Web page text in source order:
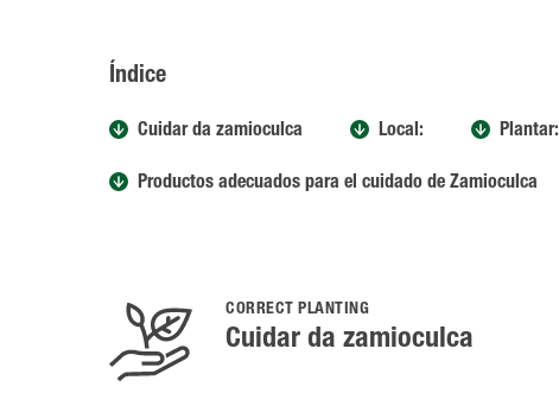
Índice
Cuidar da zamioculca Local: Plantar:
Productos adecuados para el cuidado de Zamioculca
CORRECT PLANTING
Cuidar da zamioculca